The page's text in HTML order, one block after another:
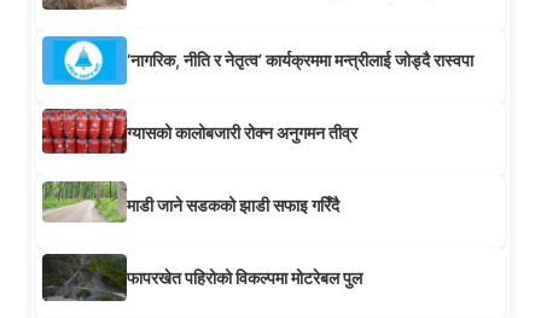
‘नागरिक, नीति र नेतृत्व’ कार्यक्रममा मन्त्रीलाई जोड्दै रास्वपा
ग्यासको कालोबजारी रोक्न अनुगमन तीव्र
माडी जाने सडकको झाडी सफाइ गरिँदै
फापरखेत पहिरोको विकल्पमा मोटरेबल पुल